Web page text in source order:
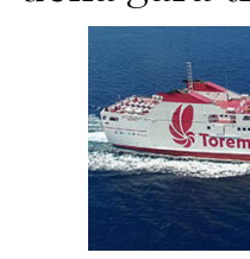
CULTURA
NAUTICA
EDITORIALI